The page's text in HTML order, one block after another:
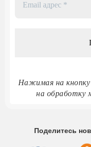
Нажимая на кнопку
на обработку
Поделитесь